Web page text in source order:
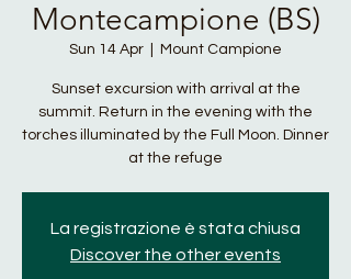
Montecampione (BS)
Sun 14 Apr Mount Campione
Sunset excursion with arrival at the
summit. Return in the evening with the
torches illuminated by the Full Moon. Dinner
at the refuge
La registrazione è stata chiusa
Discover the other events